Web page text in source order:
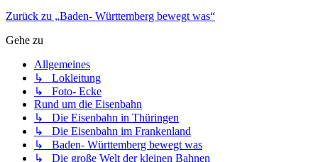
Zurück zu „Baden- Württemberg bewegt was“
Gehe zu
Allgemeines
↳ Lokleitung
↳ Foto- Ecke
Rund um die Eisenbahn
↳ Die Eisenbahn in Thüringen
↳ Die Eisenbahn im Frankenland
↳ Baden- Württemberg bewegt was
↳ Die große Welt der kleinen Bahnen